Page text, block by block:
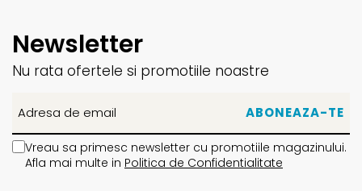
Newsletter
Nu rata ofertele si promotiile noastre
Vreau sa primesc newsletter cu promotiile magazinului.
Afla mai multe in Politica de Confidentialitate